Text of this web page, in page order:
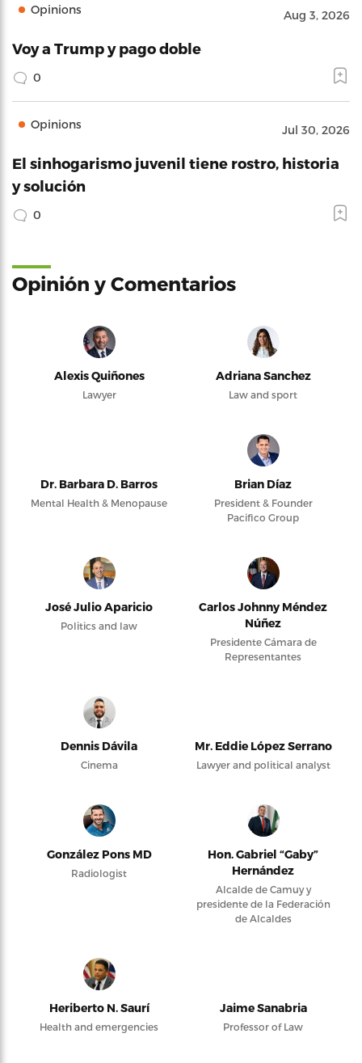
Opinions Aug 3, 2026
Voy a Trump y pago doble
0
Opinions Jul 30, 2026
El sinhogarismo juvenil tiene rostro, historia
y solución
0
Opinión y Comentarios
Alexis Quiñones
Lawyer
Adriana Sanchez
Law and sport
Dr. Barbara D. Barros
Mental Health & Menopause
Brian Díaz
President & Founder
Pacifico Group
José Julio Aparicio
Politics and law
Carlos Johnny Méndez
Núñez
Presidente Cámara de
Representantes
Dennis Dávila
Cinema
Mr. Eddie López Serrano
Lawyer and political analyst
González Pons MD
Radiologist
Hon. Gabriel “Gaby”
Hernández
Alcalde de Camuy y
presidente de la Federación
de Alcaldes
Heriberto N. Saurí
Health and emergencies
Jaime Sanabria
Professor of Law